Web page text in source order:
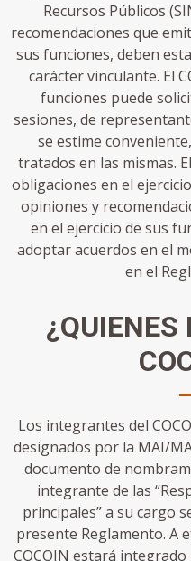
Recursos Públicos
recomendaciones que
sus funciones, deben
carácter vinculante. El
funciones puede
sesiones, de
se estime
tratados en las mismas.
obligaciones en el
opiniones y
en el ejercicio de sus
adoptar acuerdos en el
en el
¿QUIENES
Los integrantes del
designados por la MAI/
documento de
integrante de las
principales” a su cargo
presente Reglamento. A
COCOIN estará